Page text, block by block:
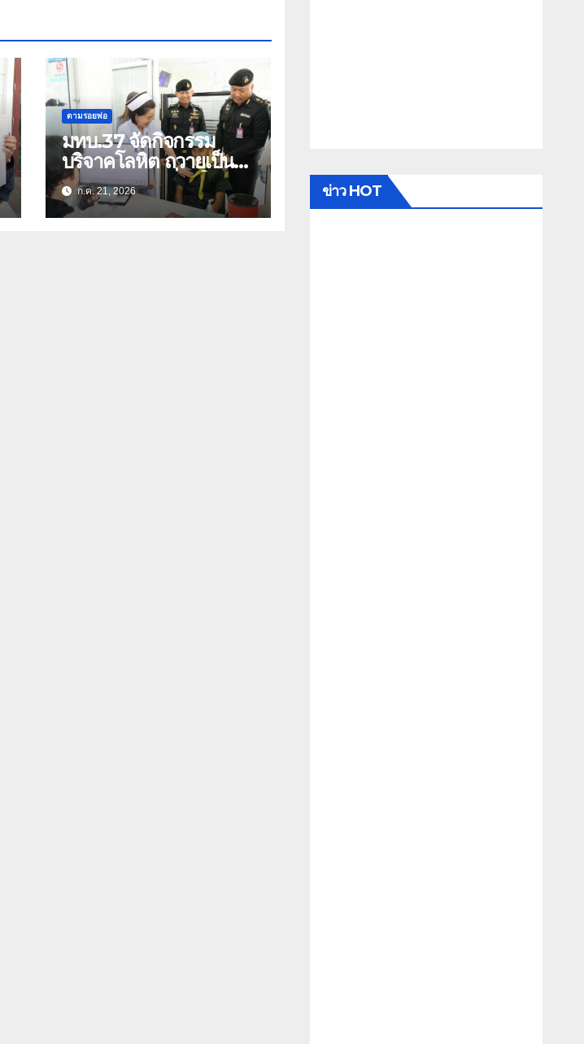
ตามรอยพ่อ
มทบ.37 จัดกิจกรรม
บริจาคโลหิต ถวายเป็น
พระราชกุศล เนื่องใน
โอกาสวันเฉลิม
พระชนมพรรษา พระบาท
ก.ค. 21, 2026 ข่าว HOT